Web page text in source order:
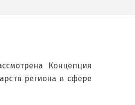
Концепция
региона в сфере